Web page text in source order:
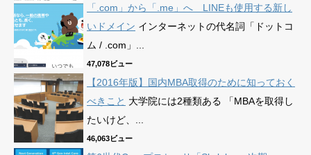
「.com」から「.me」へ LINEも使用する新し
いドメイン インターネットの代名詞「ドットコ
ム / .com」...
47,078ビュー
【2016年版】国内MBA取得のために知っておく
べきこと 大学院には2種類ある 「MBAを取得し
たいけど、...
46,063ビュー